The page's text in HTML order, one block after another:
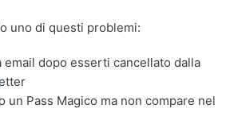
uno di questi problemi:
email dopo esserti cancellato dalla
un Pass Magico ma non compare nel